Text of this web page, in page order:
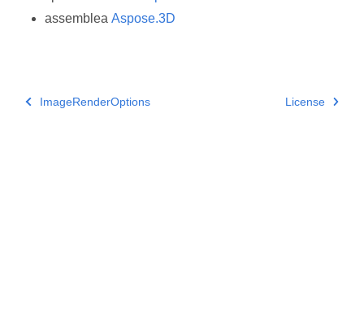
assemblea Aspose.3D
ImageRenderOptions License